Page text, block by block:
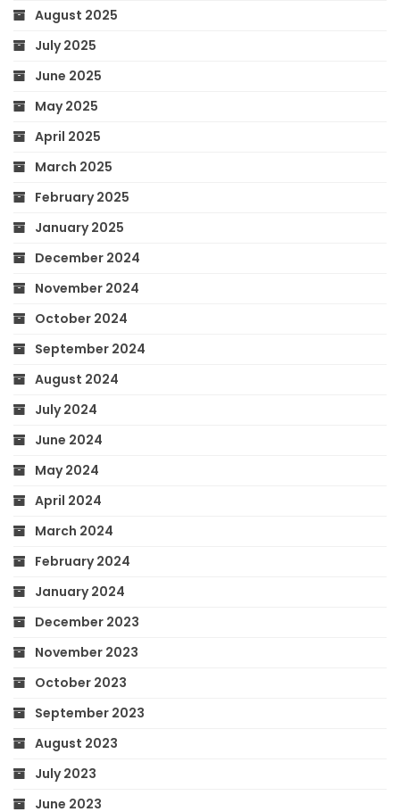
August 2025
July 2025
June 2025
May 2025
April 2025
March 2025
February 2025
January 2025
December 2024
November 2024
October 2024
September 2024
August 2024
July 2024
June 2024
May 2024
April 2024
March 2024
February 2024
January 2024
December 2023
November 2023
October 2023
September 2023
August 2023
July 2023
June 2023